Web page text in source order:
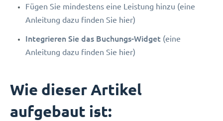
Fügen Sie mindestens eine Leistung hinzu (eine
Anleitung dazu finden Sie hier)
Integrieren Sie das Buchungs-Widget (eine
Anleitung dazu finden Sie hier)
Wie dieser Artikel
aufgebaut ist: